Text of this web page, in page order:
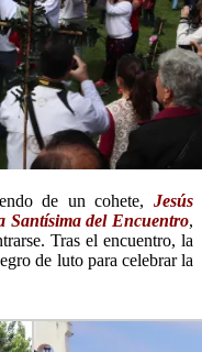
de un cohete, Jesús
Santísima del Encuentro,
Tras el encuentro, la
de luto para celebrar la